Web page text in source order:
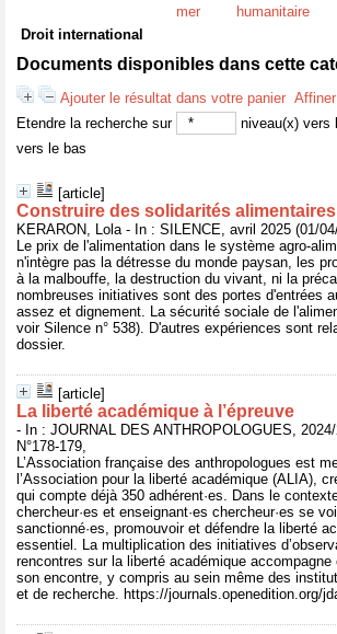
mer
humanitaire
Droit international
Documents disponibles dans cette
Ajouter le résultat dans votre panier
Etendre la recherche sur
niveau(x) vers
vers le bas
[article]
Construire des solidarités alimentaires
KERARON, Lola - In : SILENCE, avril 2025 (01/
Le prix de l'alimentation dans le système agro-
n'intègre pas la détresse du monde paysan, les
à la malbouffe, la destruction du vivant, ni la
nombreuses initiatives sont des portes d'entrées
assez et dignement. La sécurité sociale de
voir Silence n° 538). D'autres expériences sont
dossier.
[article]
La liberté académique à l’épreuve
- In : JOURNAL DES ANTHROPOLOGUES,
N°178-179,
L’Association française des anthropologues est
l’Association pour la liberté académique (ALIA),
qui compte déjà 350 adhérent·es. Dans le
chercheur·es et enseignant·es chercheur·es se
sanctionné·es, promouvoir et défendre la liberté
essentiel. La multiplication des initiatives
rencontres sur la liberté académique
son encontre, y compris au sein même des
et de recherche. https://journals.openedition.org/